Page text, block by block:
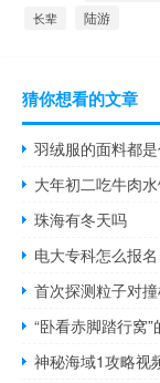
长辈 陆游
猜你想看的文章
羽绒服的面料都
大年初二吃牛肉
珠海有冬天吗
电大专科怎么报名
首次探测粒子对
“卧看赤脚踏行窝
神秘海域1攻略视